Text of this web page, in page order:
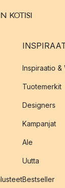
KOTISI
Inspiraatio &
Tuotemerkit
Designers
Kampanjat
Ale
Uutta
Bestseller